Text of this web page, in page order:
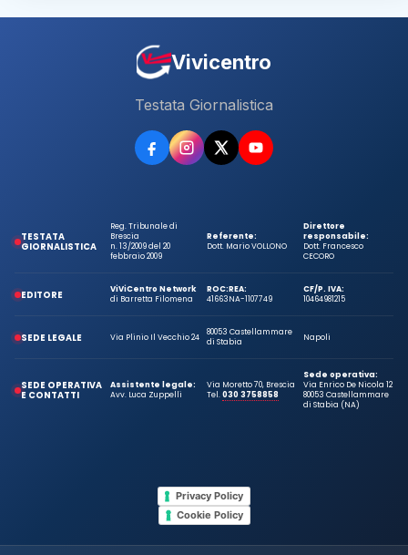
Vivicentro
Testata Giornalistica
TESTATA
GIORNALISTICA
Reg. Tribunale di
Brescia
n. 13/2009 del 20
febbraio 2009
Referente:
Dott. Mario VOLLONO
Direttore
responsabile:
Dott. Francesco
CECORO
EDITORE
ViViCentro Network
di Barretta Filomena
ROC:
41663
REA:
NA-1107749
CF/P. IVA:
10464981215
SEDE LEGALE Via Plinio Il Vecchio 24
80053 Castellammare
di Stabia
Napoli
SEDE OPERATIVA
E CONTATTI
Assistente legale:
Avv. Luca Zuppelli
Via Moretto 70, Brescia
Tel.030 3758858
Sede operativa:
Via Enrico De Nicola 12
80053 Castellammare
di Stabia (NA)
Privacy Policy
Cookie Policy